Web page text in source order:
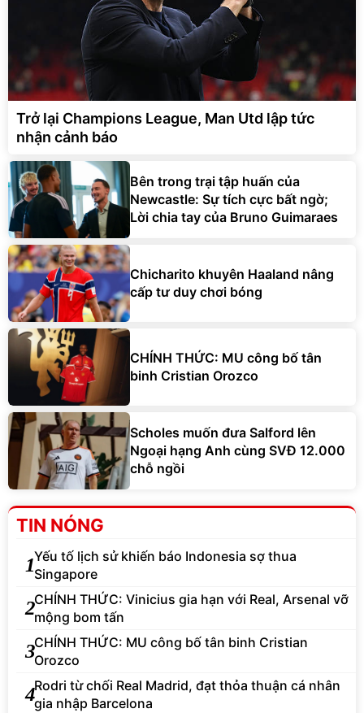
Trở lại Champions League, Man Utd lập tức
nhận cảnh báo
Bên trong trại tập huấn của
Newcastle: Sự tích cực bất ngờ;
Lời chia tay của Bruno Guimaraes
Chicharito khuyên Haaland nâng
cấp tư duy chơi bóng
CHÍNH THỨC: MU công bố tân
binh Cristian Orozco
Scholes muốn đưa Salford lên
Ngoại hạng Anh cùng SVĐ 12.000
chỗ ngồi
TIN NÓNG
1Yếu tố lịch sử khiến báo Indonesia sợ thua
Singapore
2CHÍNH THỨC: Vinicius gia hạn với Real, Arsenal vỡ
mộng bom tấn
3CHÍNH THỨC: MU công bố tân binh Cristian
Orozco
4Rodri từ chối Real Madrid, đạt thỏa thuận cá nhân
gia nhập Barcelona